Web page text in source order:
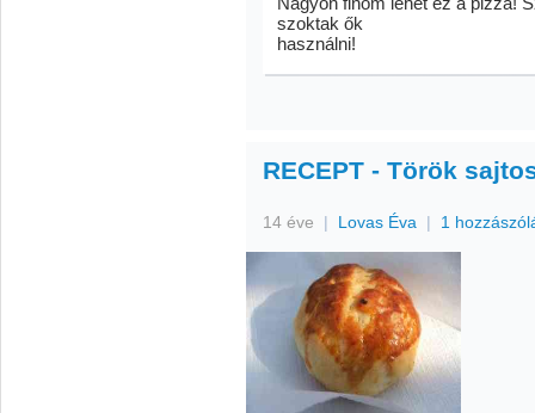
szoktak ők
használni!
RECEPT - Török
14 éve | Lovas Éva | 1